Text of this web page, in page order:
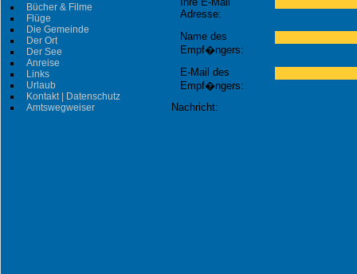
Bücher & Filme
Flüge
Die Gemeinde
Der Ort
Der See
Anreise
Links
Urlaub
Kontakt | Datenschutz
Amtswegweiser
Adresse:
Name des
Empf�ngers:
E-Mail des
Empf�ngers:
Nachricht: